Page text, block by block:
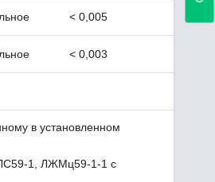
< 0,005
< 0,003
в установленном
ЛС59-1, ЛЖМц59-1-1 с